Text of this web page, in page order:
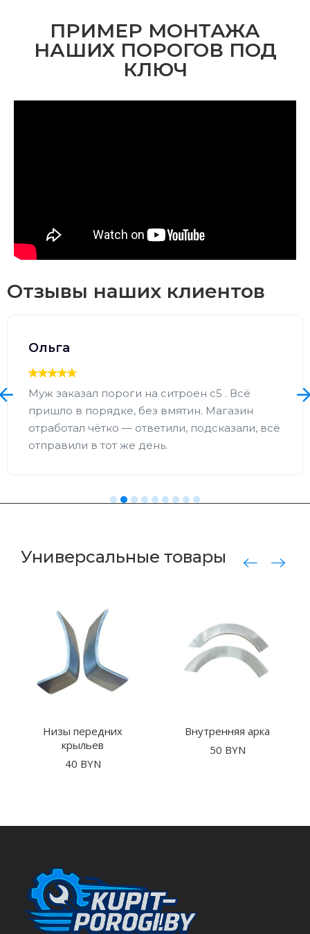
ПРИМЕР МОНТАЖА
НАШИХ ПОРОГОВ ПОД
КЛЮЧ
Отзывы наших клиентов
Ольга
Муж заказал пороги на ситроен с5 . Всё
пришло в порядке, без вмятин. Магазин
отработал чётко — ответили, подсказали, всё
отправили в тот же день.
Универсальные товары
Низы передних
крыльев
40 BYN
Внутренняя арка
50 BYN